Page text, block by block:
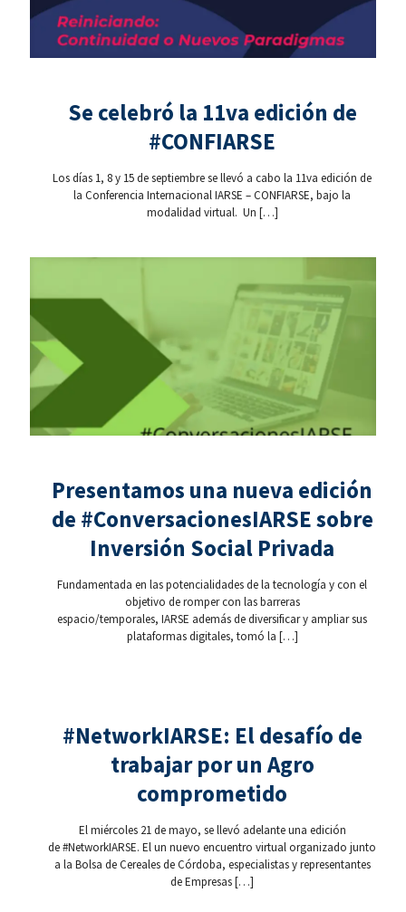
Se celebró la 11va edición de
#CONFIARSE
Los días 1, 8 y 15 de septiembre se llevó a cabo la 11va edición de
la Conferencia Internacional IARSE – CONFIARSE, bajo la
modalidad virtual. Un […]
Presentamos una nueva edición
de #ConversacionesIARSE sobre
Inversión Social Privada
Fundamentada en las potencialidades de la tecnología y con el
objetivo de romper con las barreras
espacio/temporales, IARSE además de diversificar y ampliar sus
plataformas digitales, tomó la […]
#NetworkIARSE: El desafío de
trabajar por un Agro
comprometido
El miércoles 21 de mayo, se llevó adelante una edición
de #NetworkIARSE. El un nuevo encuentro virtual organizado junto
a la Bolsa de Cereales de Córdoba, especialistas y representantes
de Empresas[…]